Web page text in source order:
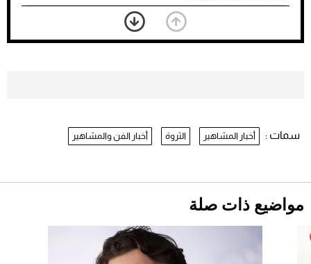
بعد 7 أشهر من تعرضه لحادث مروع.. جوشوا
يفوز على برينغا بـ"الضربة القاضية" (فيديو)
Comeback" في جدة (فيديو)
سمات : أخبار المشاهير الثروة أخبار الفن والمشاهير
مواضيع ذات صلة